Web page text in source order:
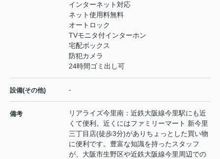
インターネット対応
ネット使用料無料
オートロック
TVモニタ付インターホン
宅配ボックス
防犯カメラ
24時間ゴミ出し可
設備(その他) -
備考
リアライズ今里南：近鉄大阪線今里駅にも近
くて便利。近くにはファミリーマート 新今里
三丁目店(徒歩3分)がありちょっとした買い物
に便利です。豊富な知識を持ったスタッフ
が、大阪市生野区や近鉄大阪線今里周辺での